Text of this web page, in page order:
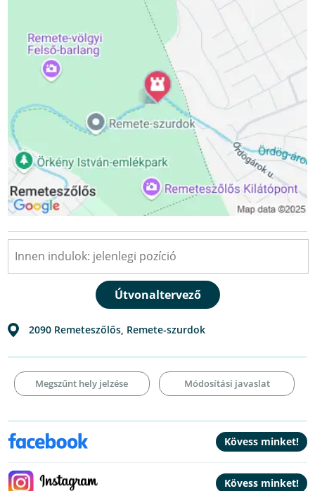
2090 Remeteszőlős Remete-szurdok
Megszűnt hely jelzése Módosítási javaslat